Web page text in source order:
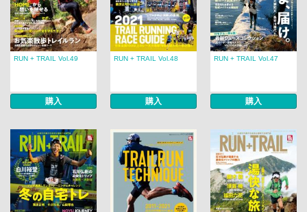
RUN + TRAIL Vol.49
購入
RUN + TRAIL Vol.48
購入
RUN + TRAIL Vol.47
購入